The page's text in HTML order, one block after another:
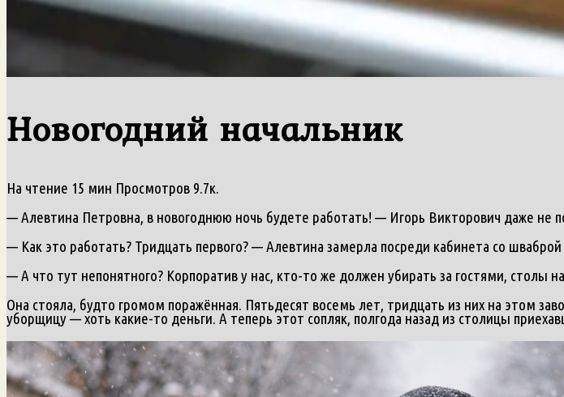
Новогодний начальник
На чтение 15 мин Просмотров 9.7к.
— Алевтина Петровна, в новогоднюю ночь будете работать! — Игорь Викторович даже не
— Как это работать? Тридцать первого? — Алевтина замерла посреди кабинета со шваброй
— А что тут непонятного? Корпоратив у нас, кто-то же должен убирать за гостями, столы
Она стояла, будто громом поражённая. Пятьдесят восемь лет, тридцать из них на этом
уборщицу — хоть какие-то деньги. А теперь этот сопляк, полгода назад из столицы